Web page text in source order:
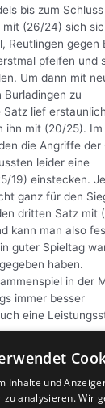
bis zum
mit (26/24) sich
Reutlingen gegen
pfeifen und
Um dann mit
Burladingen zu
lief
ihn mit (20/25). Im
die Angriffe der
leider eine
19) einstecken.
ganz für den
dritten Satz mit
kann man also
guter Spieltag
haben.
in der
immer besser
eine
Inhalte und
analysieren. Wir